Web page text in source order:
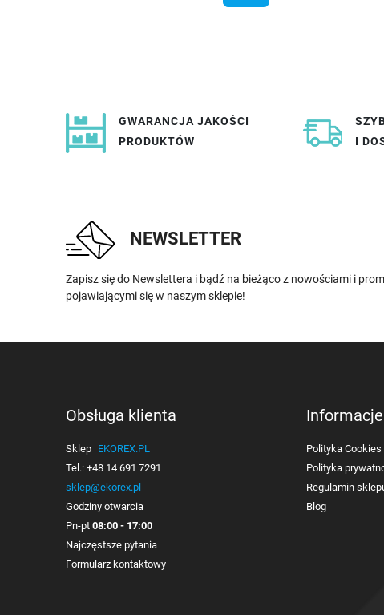
GWARANCJA JAKOŚCI
PRODUKTÓW
I
NEWSLETTER
Zapisz się do Newslettera i bądź na bieżąco z nowościami i
pojawiającymi się w naszym sklepie!
Obsługa klienta
Sklep EKOREX.PL
Tel.: +48 14 691 7291
sklep@ekorex.pl
Godziny otwarcia
Pn-pt 08:00 - 17:00
Najczęstsze pytania
Formularz kontaktowy
Informacje
Polityka Cookies
Polityka
Regulamin
Blog